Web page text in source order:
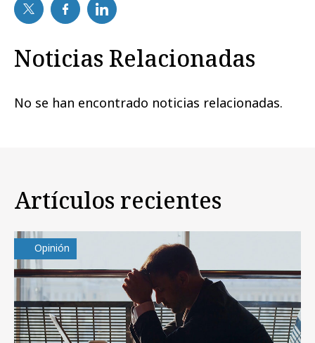
Noticias Relacionadas
No se han encontrado noticias relacionadas.
Artículos recientes
Opinión